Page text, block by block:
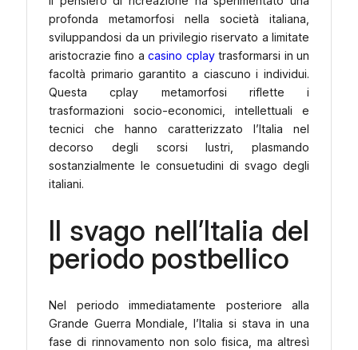
profonda metamorfosi nella società italiana,
sviluppandosi da un privilegio riservato a limitate
aristocrazie fino acasino cplaytrasformarsi in un
facoltà primario garantito a ciascuno i individui.
Questa cplay metamorfosi riflette i
trasformazioni socio-economici, intellettuali e
tecnici che hanno caratterizzato l’Italia nel
decorso degli scorsi lustri, plasmando
sostanzialmente le consuetudini di svago degli
italiani.
Il svago nell’Italia del
periodo postbellico
Nel periodo immediatamente posteriore alla
Grande Guerra Mondiale, l’Italia si stava in una
fase di rinnovamento non solo fisica, ma altresì